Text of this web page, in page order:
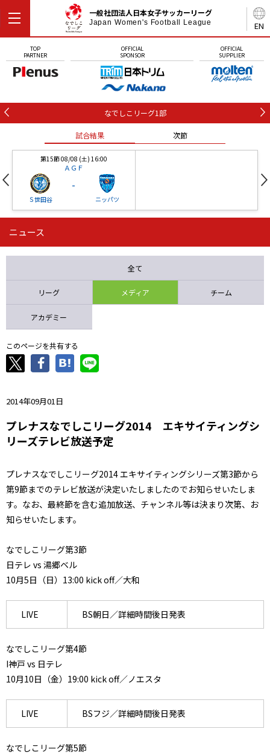
EN
一般社団法人日本女子サッカーリーグ
Japan Women's Football League
TOP
PARTNER
OFFICIAL
SPONSOR
OFFICIAL
SUPPLIER
なでしこリーグ1部
試合結果 次節
第15節 08/08 (土) 16:00
ＡＧＦ
Ｓ世田谷
-
ニッパツ
第16節 09/05 (土) 15:00
ニッパツ 石人の星
ニュース
全て
リーグ メディア チーム
アカデミー
このページを共有する
2014年09月01日
プレナスなでしこリーグ2014 エキサイティングシ
リーズテレビ放送予定
プレナスなでしこリーグ2014 エキサイティングシリーズ第3節から
第9節までのテレビ放送が決定いたしましたのでお知らせいたしま
す。なお、最終節を含む追加放送、チャンネル等は決まり次第、お
知らせいたします。
なでしこリーグ第3節
日テレ vs 湯郷ベル
10月5日（日）13:00 kick off／大和
LIVE BS朝日／詳細時間後日発表
なでしこリーグ第4節
I神戸 vs 日テレ
10月10日（金）19:00 kick off／ノエスタ
LIVE BSフジ／詳細時間後日発表
なでしこリーグ第5節